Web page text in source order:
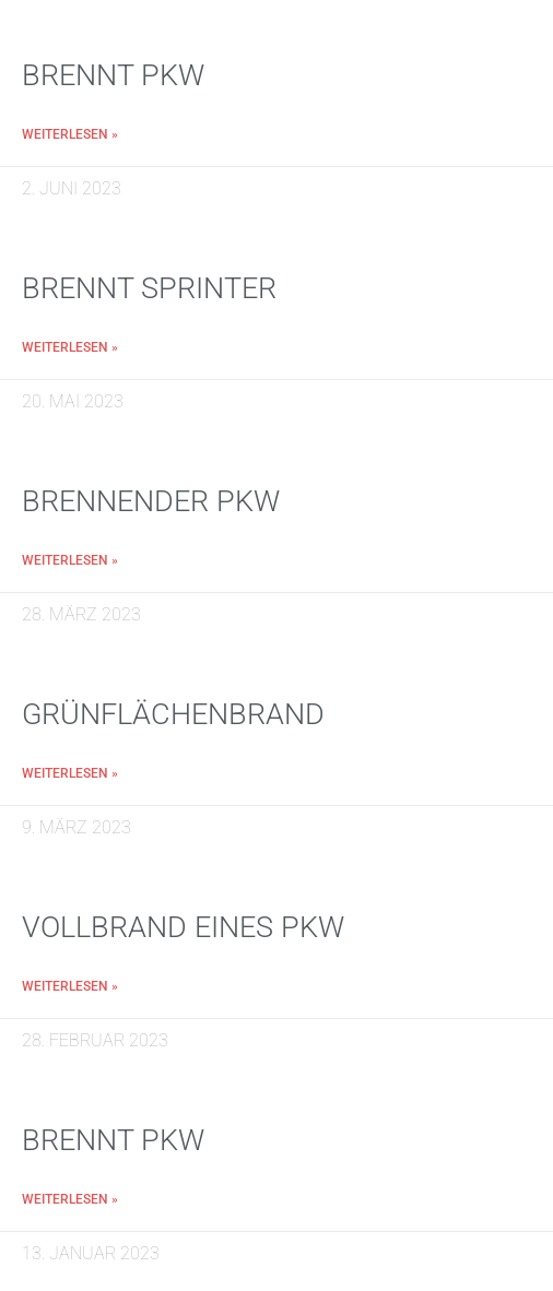
BRENNT PKW
WEITERLESEN »
2. JUNI 2023
BRENNT SPRINTER
WEITERLESEN »
20. MAI 2023
BRENNENDER PKW
WEITERLESEN »
28. MÄRZ 2023
GRÜNFLÄCHENBRAND
WEITERLESEN »
9. MÄRZ 2023
VOLLBRAND EINES PKW
WEITERLESEN »
28. FEBRUAR 2023
BRENNT PKW
WEITERLESEN »
13. JANUAR 2023